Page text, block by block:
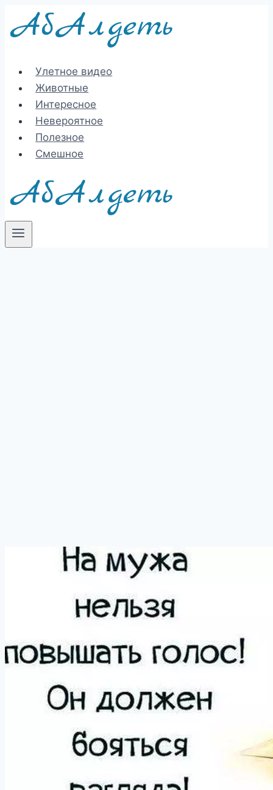
Перейти
Улетное видео
Животные
Интересное
Невероятное
Полезное
Смешное